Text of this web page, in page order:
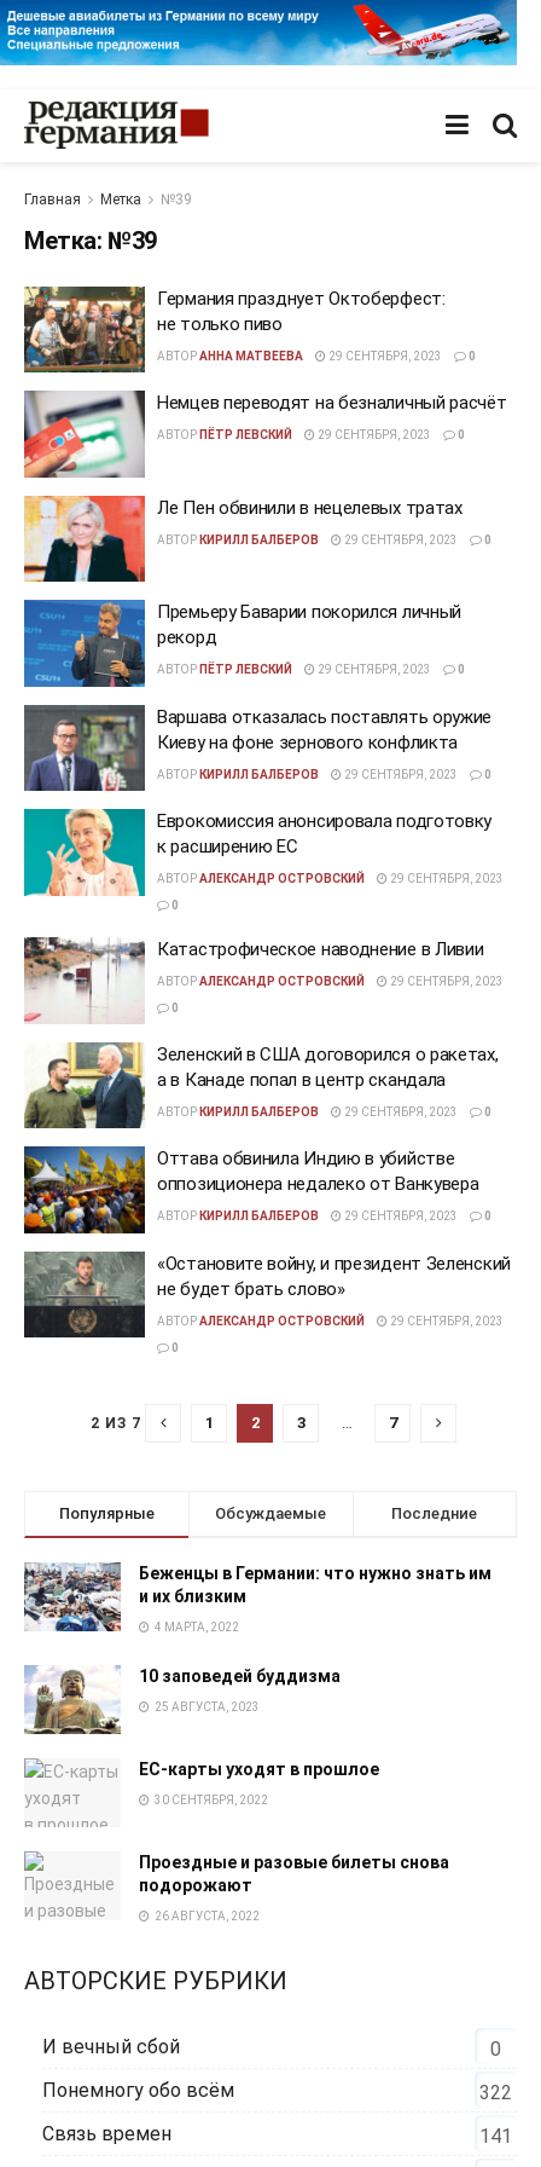
Главная Метка №39
Метка: №39
Германия празднует Октоберфест:
не только пиво
АВТОРАННА МАТВЕЕВА 29 СЕНТЯБРЯ, 2023 0
Немцев переводят на безналичный расчёт
АВТОР ПЁТР ЛЕВСКИЙ 29 СЕНТЯБРЯ, 2023 0
Ле Пен обвинили в нецелевых тратах
АВТОР КИРИЛЛ БАЛБЕРОВ 29 СЕНТЯБРЯ, 2023 0
Премьеру Баварии покорился личный
рекорд
АВТОР ПЁТР ЛЕВСКИЙ 29 СЕНТЯБРЯ, 2023 0
Варшава отказалась поставлять оружие
Киеву на фоне зернового конфликта
АВТОР КИРИЛЛ БАЛБЕРОВ 29 СЕНТЯБРЯ, 2023 0
Еврокомиссия анонсировала подготовку
к расширению ЕС
АВТОРАЛЕКСАНДР ОСТРОВСКИЙ
29 СЕНТЯБРЯ, 2023
0
Катастрофическое наводнение в Ливии
АВТОРАЛЕКСАНДР ОСТРОВСКИЙ
29 СЕНТЯБРЯ, 2023
0
Зеленский в США договорился о ракетах,
а в Канаде попал в центр скандала
АВТОР КИРИЛЛ БАЛБЕРОВ 29 СЕНТЯБРЯ, 2023 0
Оттава обвинила Индию в убийстве
оппозиционера недалеко от Ванкувера
АВТОР КИРИЛЛ БАЛБЕРОВ 29 СЕНТЯБРЯ, 2023 0
«Остановите войну, и президент Зеленский
не будет брать слово»
АВТОРАЛЕКСАНДР ОСТРОВСКИЙ
29 СЕНТЯБРЯ, 2023
0
2 ИЗ 7 1 2 3 7
Популярные Обсуждаемые Последние
Беженцы в Германии: что нужно знать им
и их близким
4 МАРТА, 2022
10 заповедей буддизма
25 АВГУСТА, 2023
EC-карты уходят в прошлое
30 СЕНТЯБРЯ, 2022
Проездные и разовые билеты снова
подорожают
26 АВГУСТА, 2022
АВТОРСКИЕ РУБРИКИ
И вечный сбой
0
Понемногу обо всём
322
Связь времен
141